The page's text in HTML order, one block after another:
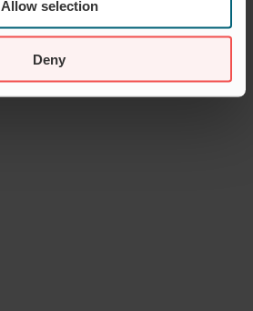
Allow selection
Deny